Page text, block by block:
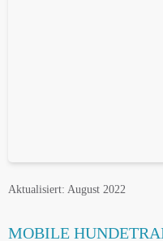
Aktualisiert: August 2022
MOBILE